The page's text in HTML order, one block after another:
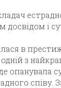
досвідом і
в
одній з
опанувала
співу.